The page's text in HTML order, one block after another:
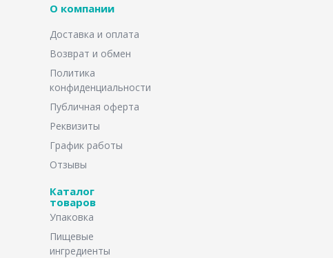
О компании
Доставка и оплата
Возврат и обмен
Политика
конфиденциальности
Публичная оферта
Реквизиты
График работы
Отзывы
Каталог
товаров
Упаковка
Пищевые
ингредиенты